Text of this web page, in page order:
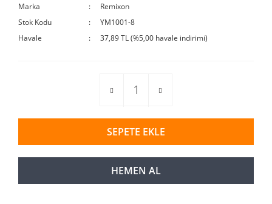
Marka
Remixon
Stok Kodu
YM1001-8
Havale
37,89 TL (%5,00 havale indirimi)
SEPETE EKLE
HEMEN AL